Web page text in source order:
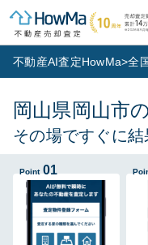
不動産AI査定HowMa>全
岡山県岡山市
その場ですぐに
Point 01